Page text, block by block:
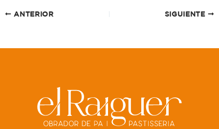
ANTERIOR SIGUIENTE